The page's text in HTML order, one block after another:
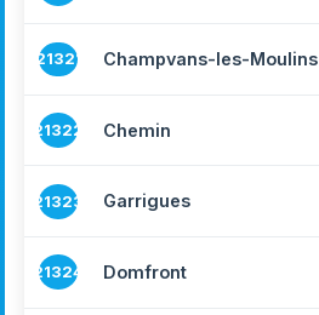
21321 Champvans-les-Moulins
21322 Chemin
21323 Garrigues
21324 Domfront